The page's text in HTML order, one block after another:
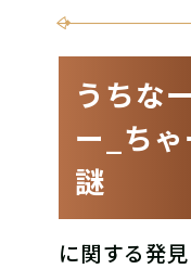
うちな
ー_ち
謎
に関する発